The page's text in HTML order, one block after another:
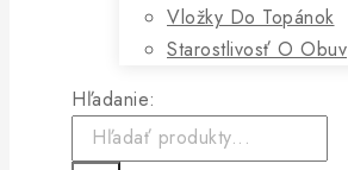
Vložky Do Topánok
Starostlivosť O Obuv
Hľadanie: